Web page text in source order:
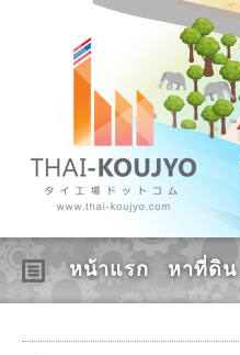
หน้าแรก หาที่ดิน